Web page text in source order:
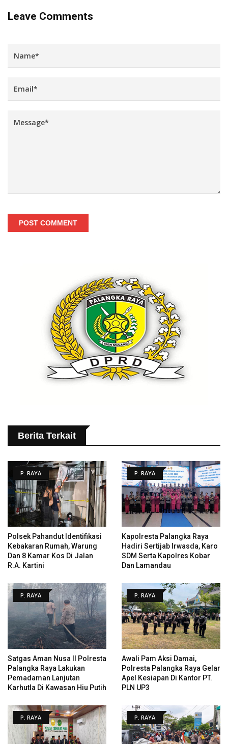
Leave Comments
POST COMMENT
Berita Terkait
P. RAYA
Polsek Pahandut Identifikasi
Kebakaran Rumah, Warung
Dan 8 Kamar Kos Di Jalan
R.A. Kartini
P. RAYA
Kapolresta Palangka Raya
Hadiri Sertijab Irwasda, Karo
SDM Serta Kapolres Kobar
Dan Lamandau
P. RAYA
Satgas Aman Nusa II Polresta
Palangka Raya Lakukan
Pemadaman Lanjutan
Karhutla Di Kawasan Hiu Putih
P. RAYA
Awali Pam Aksi Damai,
Polresta Palangka Raya Gelar
Apel Kesiapan Di Kantor PT.
PLN UP3
P. RAYA P. RAYA